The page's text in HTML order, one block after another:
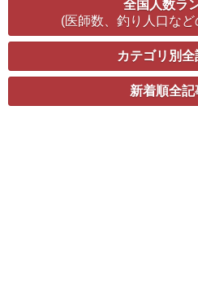
全国人数ラ
(医師数、釣り人口な
カテゴリ別
新着順全記